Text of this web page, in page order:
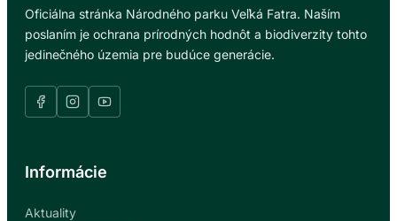
Oficiálna stránka Národného parku Veľká Fatra. Naším
poslaním je ochrana prírodných hodnôt a biodiverzity tohto
jedinečného územia pre budúce generácie.
Informácie
Aktuality